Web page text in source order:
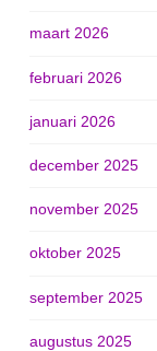
maart 2026
februari 2026
januari 2026
december 2025
november 2025
oktober 2025
september 2025
augustus 2025